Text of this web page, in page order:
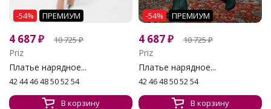
-54% ПРЕМИУМ
4 687₽ 10 725₽
Priz
Платье нарядное...
42 44 46 48 50 52 54
В корзину
-54% ПРЕМИУМ
4 687₽ 10 725₽
Priz
Платье нарядное...
42 46 48 50 52 54
В корзину